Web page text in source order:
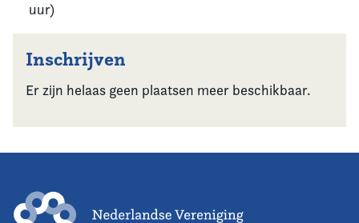
uur)
Inschrijven
Er zijn helaas geen plaatsen meer beschikbaar.